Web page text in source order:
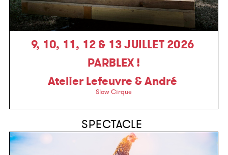
9, 10, 11, 12 & 13 JUILLET 2026
PARBLEX !
Atelier Lefeuvre & André
Slow Cirque
SPECTACLE